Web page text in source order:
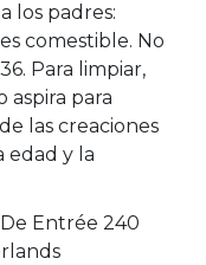
los padres:
comestible. No
Para limpiar,
aspira para
las creaciones
edad y la
Entrée 240